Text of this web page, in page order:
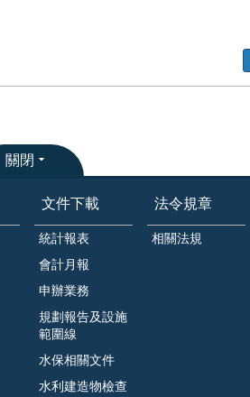
關閉
文件下載
統計報表
會計月報
申辦業務
規劃報告及設施
範圍線
水保相關文件
水利建造物檢查
法令規章
相關法規